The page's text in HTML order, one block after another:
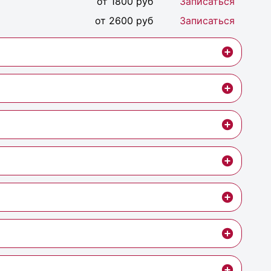
от 2600 руб
Записаться